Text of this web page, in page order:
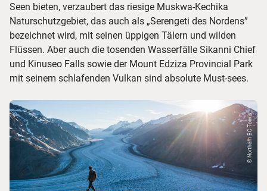
Seen bieten, verzaubert das riesige Muskwa-Kechika
Naturschutzgebiet, das auch als „Serengeti des Nordens”
bezeichnet wird, mit seinen üppigen Tälern und wilden
Flüssen. Aber auch die tosenden Wasserfälle Sikanni Chief
und Kinuseo Falls sowie der Mount Edziza Provincial Park
mit seinem schlafenden Vulkan sind absolute Must-sees.
© Northern BC Touris...